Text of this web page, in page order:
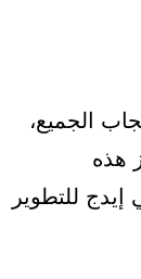
الجميع،
هذه
للتطوير